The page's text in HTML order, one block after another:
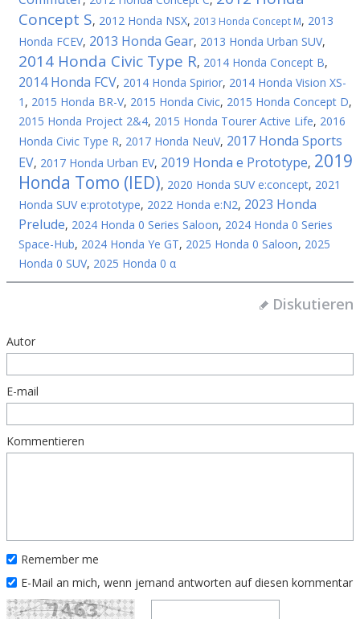
Concept S, 2012 Honda NSX, 2013 Honda Concept M, 2013
Honda FCEV, 2013 Honda Gear, 2013 Honda Urban SUV,
2014 Honda Civic Type R, 2014 Honda Concept B,
2014 Honda FCV, 2014 Honda Spirior, 2014 Honda Vision XS-
1 , 2015 Honda BR-V, 2015 Honda Civic, 2015 Honda Concept D,
2015 Honda Project 2&4, 2015 Honda Tourer Active Life, 2016
Honda Civic Type R, 2017 Honda NeuV, 2017 Honda Sports
EV, 2017 Honda Urban EV, 2019 Honda e Prototype, 2019
Honda Tomo (IED), 2020 Honda SUV e:concept, 2021
Honda SUV e:prototype, 2022 Honda e:N2, 2023 Honda
Prelude, 2024 Honda 0 Series Saloon, 2024 Honda 0 Series
Space-Hub, 2024 Honda Ye GT, 2025 Honda 0 Saloon, 2025
Honda 0 SUV, 2025 Honda 0 α
Diskutieren
Autor
E-mail
Kommentieren
Remember me
E-Mail an mich, wenn jemand antworten auf diesen kommentar